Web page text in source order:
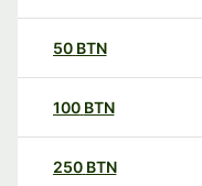
50 BTN
100 BTN
250 BTN